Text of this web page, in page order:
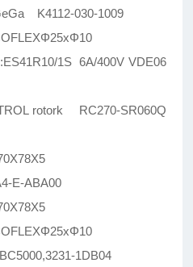
K4112-030-1009
1S 6A/400V VDE06
rotork RC270-SR060Q
E-ABA00
1DB04